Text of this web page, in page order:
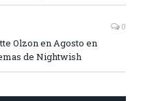
0
Olzon en Agosto en
de Nightwish